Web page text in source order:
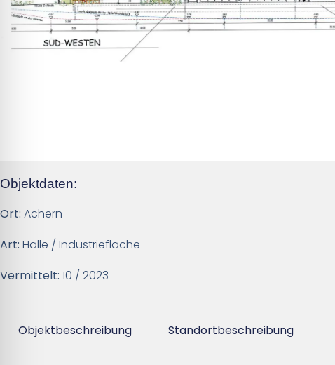
Objektdaten:
Ort: Achern
Art: Halle / Industriefläche
Vermittelt: 10 / 2023
Objektbeschreibung Standortbeschreibung